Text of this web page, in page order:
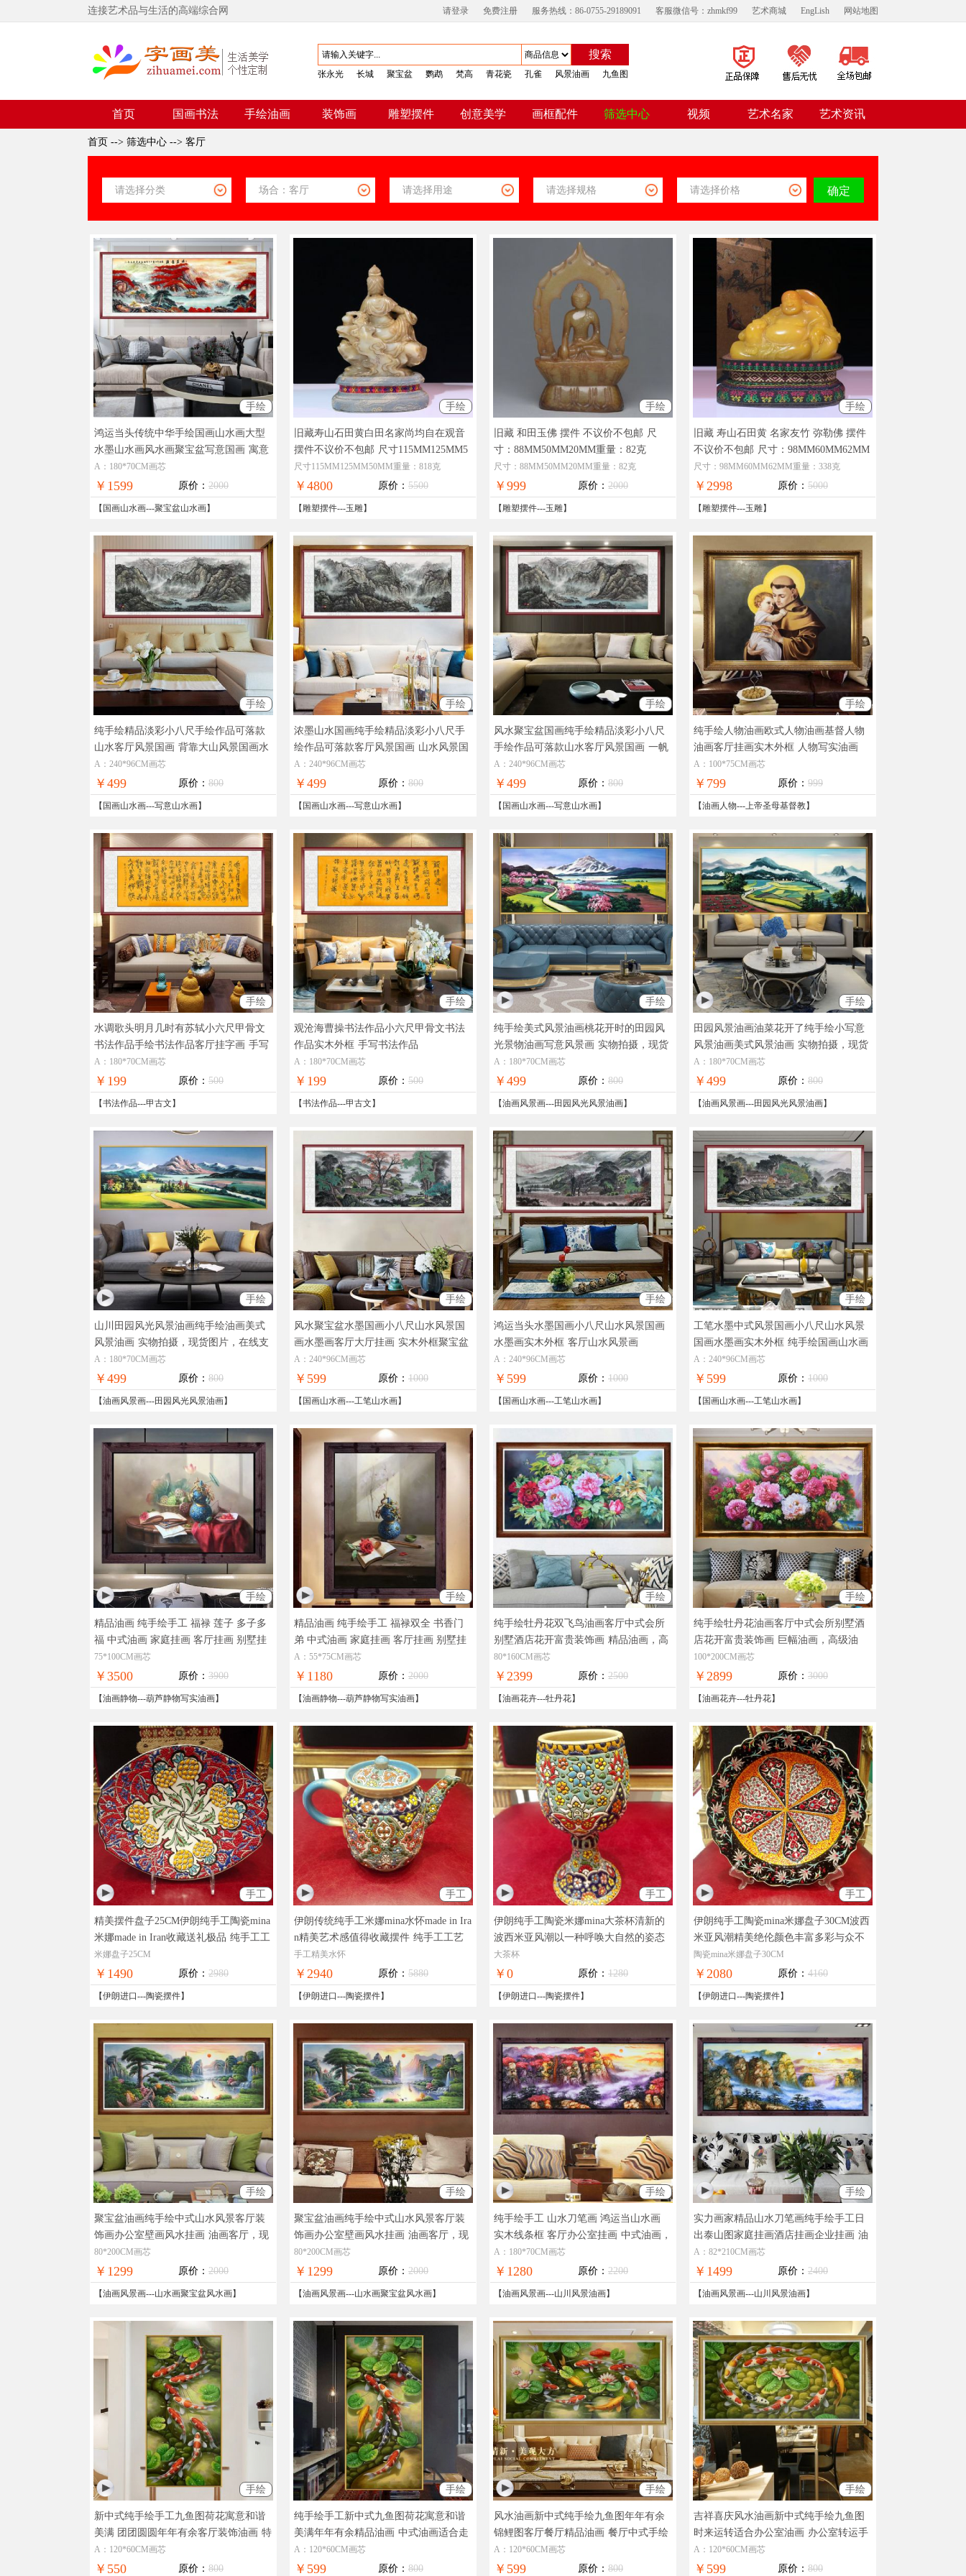
连接艺术品与生活的高端综合网 请登录 免费注册 服务热线：86-0755-29189091 客服微信号：zhmkf99 艺术商城 EngLish 网站地图
搜索
张永光 长城 聚宝盆 鹦鹉 梵高 青花瓷 孔雀 风景油画 九鱼图
首页 国画书法 手绘油画 装饰画 雕塑摆件 创意美学 画框配件 筛选中心 视频 艺术名家 艺术资讯
首页 --> 筛选中心 --> 客厅
手绘
鸿运当头传统中华手绘国画山水画大型
水墨山水画风水画聚宝盆写意国画 寓意
好青山绿水红山头迎客松
A：180*70CM画芯
￥1599 原价： 2000
【 国画山水画---聚宝盆山水画】
手绘
旧藏寿山石田黄白田名家尚均自在观音
摆件不议价不包邮 尺寸115MM125MM5
0MM重量：818克
尺寸115MM125MM50MM重量：818克
￥4800 原价： 5500
【雕塑摆件---玉雕】
手绘
旧藏 和田玉佛 摆件 不议价不包邮 尺
寸：88MM50MM20MM重量：82克
尺寸：88MM50MM20MM重量：82克
￥999 原价： 2000
【雕塑摆件---玉雕】
手绘
旧藏 寿山石田黄 名家友竹 弥勒佛 摆件
不议价不包邮 尺寸：98MM60MM62MM
重量：338克
尺寸：98MM60MM62MM重量：338克
￥2998 原价： 5000
【雕塑摆件---玉雕】
手绘
纯手绘精品淡彩小八尺手绘作品可落款
山水客厅风景国画 背靠大山风景国画水
墨画
A：240*96CM画芯
￥499 原价： 800
【 国画山水画---写意山水画】
手绘
浓墨山水国画纯手绘精品淡彩小八尺手
绘作品可落款客厅风景国画 山水风景国
画
A：240*96CM画芯
￥499 原价： 800
【 国画山水画---写意山水画】
手绘
风水聚宝盆国画纯手绘精品淡彩小八尺
手绘作品可落款山水客厅风景国画 一帆
风顺聚宝盆国画
A：240*96CM画芯
￥499 原价： 800
【 国画山水画---写意山水画】
手绘
纯手绘人物油画欧式人物油画基督人物
油画客厅挂画实木外框 人物写实油画
A：100*75CM画芯
￥799 原价： 999
【油画人物---上帝圣母基督教】
手绘
水调歌头明月几时有苏轼小六尺甲骨文
书法作品手绘书法作品客厅挂字画 手写
书法作品
A：180*70CM画芯
￥199 原价： 500
【书法作品---甲古文 】
手绘
观沧海曹操书法作品小六尺甲骨文书法
作品实木外框 手写书法作品
A：180*70CM画芯
￥199 原价： 500
【书法作品---甲古文 】
手绘
纯手绘美式风景油画桃花开时的田园风
光景物油画写意风景画 实物拍摄，现货
图片，在线支付，全国免邮
A：180*70CM画芯
￥499 原价： 800
【油画风景画---田园风光风景油画】
手绘
田园风景油画油菜花开了纯手绘小写意
风景油画美式风景油画 实物拍摄，现货
图片，在线支付，全国免邮
A：180*70CM画芯
￥499 原价： 800
【油画风景画---田园风光风景油画】
手绘
山川田园风光风景油画纯手绘油画美式
风景油画 实物拍摄，现货图片，在线支
付，全国免邮
A：180*70CM画芯
￥499 原价： 800
【油画风景画---田园风光风景油画】
手绘
风水聚宝盆水墨国画小八尺山水风景国
画水墨画客厅大厅挂画 实木外框聚宝盆
山水画
A：240*96CM画芯
￥599 原价： 1000
【 国画山水画---工笔山水画】
手绘
鸿运当头水墨国画小八尺山水风景国画
水墨画实木外框 客厅山水风景画
A：240*96CM画芯
￥599 原价： 1000
【 国画山水画---工笔山水画】
手绘
工笔水墨中式风景国画小八尺山水风景
国画水墨画实木外框 纯手绘国画山水画
A：240*96CM画芯
￥599 原价： 1000
【 国画山水画---工笔山水画】
手绘
精品油画 纯手绘手工 福禄 莲子 多子多
福 中式油画 家庭挂画 客厅挂画 别墅挂
画 实物拍摄，现货图片，在线支付，全
国免邮
75*100CM画芯
￥3500 原价： 3900
【油画静物---葫芦静物写实油画】
手绘
精品油画 纯手绘手工 福禄双全 书香门
弟 中式油画 家庭挂画 客厅挂画 别墅挂
画
实物拍摄，现货图片，在线支付，全
国免邮
A：55*75CM画芯
￥1180 原价： 2000
【油画静物---葫芦静物写实油画】
手绘
纯手绘牡丹花双飞鸟油画客厅中式会所
别墅酒店花开富贵装饰画 精品油画，高
级油画，在线支付，全国免邮
80*160CM画芯
￥2399 原价： 2500
【油画花卉---牡丹花】
手绘
纯手绘牡丹花油画客厅中式会所别墅酒
店花开富贵装饰画 巨幅油画，高级油
画，在线支付，全国免邮
100*200CM画芯
￥2899 原价： 3000
【油画花卉---牡丹花】
手工
精美摆件盘子25CM伊朗纯手工陶瓷mina
米娜made in Iran收藏送礼极品 纯手工工
艺品伊朗进口中东风格仅此一件
米娜盘子25CM
￥1490 原价： 2980
【伊朗进口---陶瓷摆件】
手工
伊朗传统纯手工米娜mina水怀made in Ira
n精美艺术感值得收藏摆件 纯手工工艺
品伊朗进口中东风格仅此一件
手工精美水怀
￥2940 原价： 5880
【伊朗进口---陶瓷摆件】
手工
伊朗纯手工陶瓷米娜mina大茶杯清新的
波西米亚风潮以一种呼唤大自然的姿态
自由回归
格仅此一件
大茶杯
￥0 原价： 1280
【伊朗进口---陶瓷摆件】
手工
伊朗纯手工陶瓷mina米娜盘子30CM波西
米亚风潮精美绝伦颜色丰富多彩与众不
同 纯手工工艺品伊朗进口中东风格仅此
一件
陶瓷mina米娜盘子30CM
￥2080 原价： 4160
【伊朗进口---陶瓷摆件】
手绘
聚宝盆油画纯手绘中式山水风景客厅装
饰画办公室壁画风水挂画 油画客厅，现
货图片，在线支付，全国免邮
80*200CM画芯
￥1299 原价： 2000
【油画风景画---山水画聚宝盆风水画】
手绘
聚宝盆油画纯手绘中式山水风景客厅装
饰画办公室壁画风水挂画 油画客厅，现
货图片，在线支付，全国免邮
80*200CM画芯
￥1299 原价： 2000
【油画风景画---山水画聚宝盆风水画】
手绘
纯手绘手工 山水刀笔画 鸿运当山水画
实木线条框 客厅办公室挂画 中式油画，
现货图片，在线支付，全国免邮
A：180*70CM画芯
￥1280 原价： 2200
【油画风景画---山川风景油画】
手绘
实力画家精品山水刀笔画纯手绘手工日
出泰山图家庭挂画酒店挂画企业挂画 油
画刀画，现货图片，在线支付，全国免
邮
A：82*210CM画芯
￥1499 原价： 2400
【油画风景画---山川风景油画】
手绘
新中式纯手绘手工九鱼图荷花寓意和谐
美满 团团圆圆年年有余客厅装饰油画 特
别适合中式风格家装客厅装饰油画
A：120*60CM画芯
￥550 原价： 800
手绘
纯手绘手工新中式九鱼图荷花寓意和谐
美满年年有余精品油画 中式油画适合走
廊餐厅挂画
A：120*60CM画芯
￥599 原价： 800
手绘
风水油画新中式纯手绘九鱼图年年有余
锦鲤图客厅餐厅精品油画 餐厅中式手绘
油画
A：120*60CM画芯
￥599 原价： 800
手绘
吉祥喜庆风水油画新中式纯手绘九鱼图
时来运转适合办公室油画 办公室转运手
绘油画
A：120*60CM画芯
￥599 原价： 800